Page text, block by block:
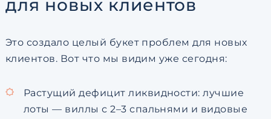
для новых клиентов
Это создало целый букет проблем для новых
клиентов. Вот что мы видим уже сегодня:
Растущий дефицит ликвидности: лучшие
лоты — виллы с 2–3 спальнями и видовые